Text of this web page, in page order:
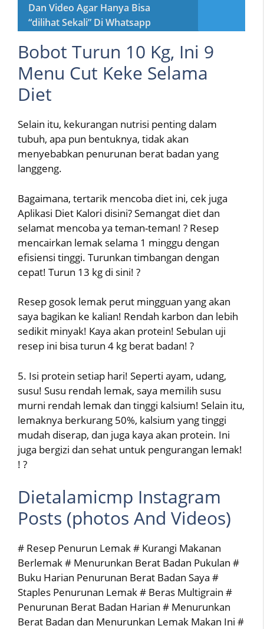
Dan Video Agar Hanya Bisa
“dilihat Sekali” Di Whatsapp
Bobot Turun 10 Kg, Ini 9
Menu Cut Keke Selama
Diet
Selain itu, kekurangan nutrisi penting dalam
tubuh, apa pun bentuknya, tidak akan
menyebabkan penurunan berat badan yang
langgeng.
Bagaimana, tertarik mencoba diet ini, cek juga
Aplikasi Diet Kalori disini? Semangat diet dan
selamat mencoba ya teman-teman! ? Resep
mencairkan lemak selama 1 minggu dengan
efisiensi tinggi. Turunkan timbangan dengan
cepat! Turun 13 kg di sini! ?
Resep gosok lemak perut mingguan yang akan
saya bagikan ke kalian! Rendah karbon dan lebih
sedikit minyak! Kaya akan protein! Sebulan uji
resep ini bisa turun 4 kg berat badan! ?
5. Isi protein setiap hari! Seperti ayam, udang,
susu! Susu rendah lemak, saya memilih susu
murni rendah lemak dan tinggi kalsium! Selain itu,
lemaknya berkurang 50%, kalsium yang tinggi
mudah diserap, dan juga kaya akan protein. Ini
juga bergizi dan sehat untuk pengurangan lemak!
! ?
Dietalamicmp Instagram
Posts (photos And Videos)
# Resep Penurun Lemak # Kurangi Makanan
Berlemak # Menurunkan Berat Badan Pukulan #
Buku Harian Penurunan Berat Badan Saya #
Staples Penurunan Lemak # Beras Multigrain #
Penurunan Berat Badan Harian # Menurunkan
Berat Badan dan Menurunkan Lemak Makan Ini #